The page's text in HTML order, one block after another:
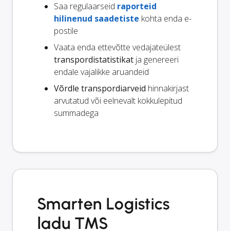
Saa regulaarseid raporteid
hilinenud saadetiste kohta enda e-
postile
Vaata enda ettevõtte vedajateülest
transpordistatistikat ja genereeri
endale vajalikke aruandeid
Võrdle transpordiarveid hinnakirjast
arvutatud või eelnevalt kokkulepitud
summadega
Smarten Logistics
ladu TMS